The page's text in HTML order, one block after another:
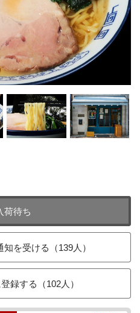
荷待ち
を受ける（139人）
録する（102人）